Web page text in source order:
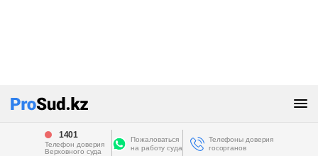
1401
Телефон доверия
Верховного суда
Пожаловаться
на работу суда
Телефоны доверия
госорганов